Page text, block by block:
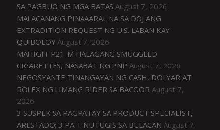
SA PAGBUO NG MGA BATAS August 7, 2026
MALACAÑANG PINAAARAL NA SA DOJ ANG
EXTRADITION REQUEST NG U.S. LABAN KAY
QUIBOLOY August 7, 2026
MAHIGIT P21-M HALAGANG SMUGGLED
CIGARETTES, NASABAT NG PNP August 7, 2026
NEGOSYANTE TINANGAYAN NG CASH, DOLYAR AT
ROLEX NG LIMANG RIDER SA BACOOR August 7,
2026
3 SUSPEK SA PAGPATAY SA PRODUCT SPECIALIST,
ARESTADO; 3 PA TINUTUGIS SA BULACAN August 7,